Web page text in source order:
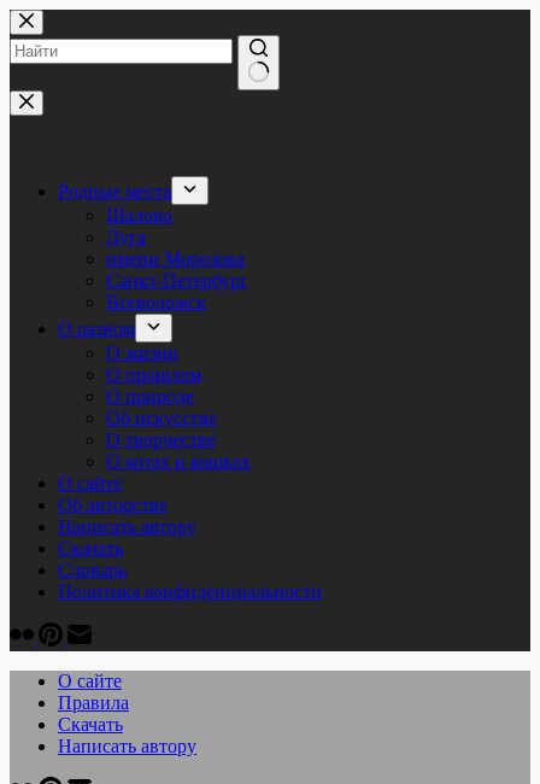
Перейти
к
сути
Ничего
не
Родные места
Шалово
Луга
имени Морозова
Санкт-Петербург
Всеволожск
О разном
О жизни
О прошлом
О природе
Об искусстве
О творчестве
О котах и кошках
О сайте
Об авторстве
Написать автору
Скачать
Cловарь
Политика конфиденциальности
О сайте
Правила
Скачать
Написать автору